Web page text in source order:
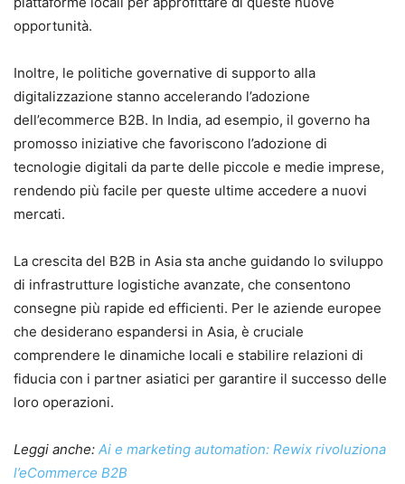
opportunità.
Inoltre, le politiche governative di supporto alla
digitalizzazione stanno accelerando l’adozione
dell’ecommerce B2B. In India, ad esempio, il governo ha
promosso iniziative che favoriscono l’adozione di
tecnologie digitali da parte delle piccole e medie imprese,
rendendo più facile per queste ultime accedere a nuovi
mercati.
La crescita del B2B in Asia sta anche guidando lo sviluppo
di infrastrutture logistiche avanzate, che consentono
consegne più rapide ed efficienti. Per le aziende europee
che desiderano espandersi in Asia, è cruciale
comprendere le dinamiche locali e stabilire relazioni di
fiducia con i partner asiatici per garantire il successo delle
loro operazioni.
Leggi anche: Ai e marketing automation: Rewix rivoluziona
l’eCommerce B2B